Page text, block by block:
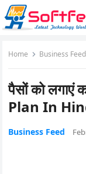
Home Business Feed
पैसों को
Plan In
Business Feed